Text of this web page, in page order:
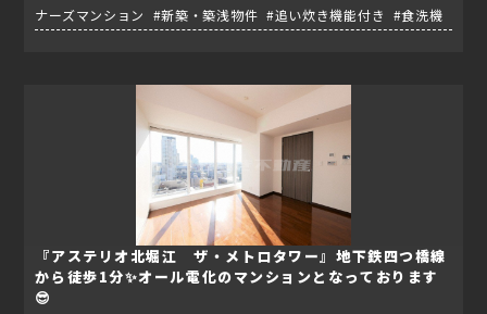
ナーズマンション #新築・築浅物件 #追い炊き機能付き #食洗機
『アステリオ北堀江 ザ・メトロタワー』地下鉄四つ橋線
から徒歩1分✨オール電化のマンションとなっております
😎